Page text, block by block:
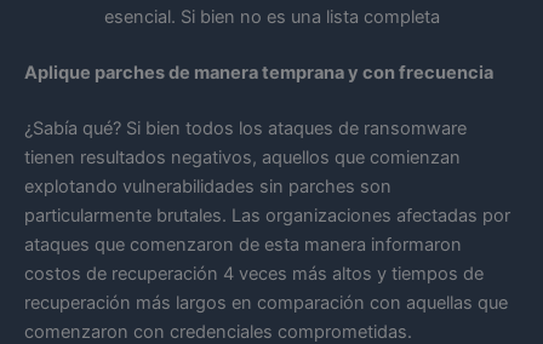
esencial. Si bien no es una lista completa
Aplique parches de manera temprana y con frecuencia
¿Sabía qué? Si bien todos los ataques de ransomware
tienen resultados negativos, aquellos que comienzan
explotando vulnerabilidades sin parches son
particularmente brutales. Las organizaciones afectadas por
ataques que comenzaron de esta manera informaron
costos de recuperación 4 veces más altos y tiempos de
recuperación más largos en comparación con aquellas que
comenzaron con credenciales comprometidas.